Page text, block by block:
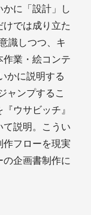
かに「設計」し
では成り立た
識しつつ、キ
作業・絵コンテ
かに説明する
ャンプするこ
ウサビッチ』
て説明。こうい
作フローを現実
企画書制作に